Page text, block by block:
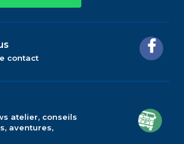
contact
atelier, conseils
aventures,